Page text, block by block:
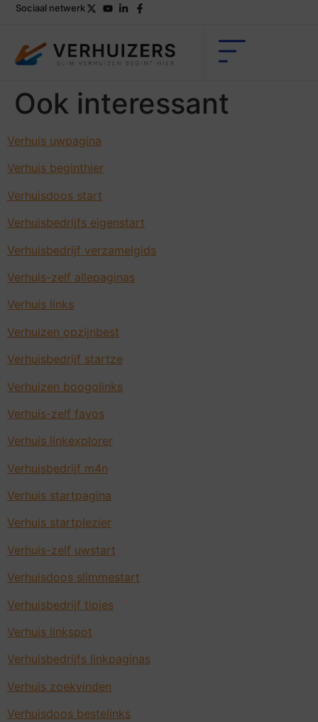
Sociaal netwerk
Ook interessant
Verhuis uwpagina
Verhuis beginthier
Verhuisdoos start
Verhuisbedrijfs eigenstart
Verhuisbedrijf verzamelgids
Verhuis-zelf allepaginas
Verhuis links
Verhuizen opzijnbest
Verhuisbedrijf startze
Verhuizen boogolinks
Verhuis-zelf favos
Verhuis linkexplorer
Verhuisbedrijf m4n
Verhuis startpagina
Verhuis startplezier
Verhuis-zelf uwstart
Verhuisdoos slimmestart
Verhuisbedrijf tipjes
Verhuis linkspot
Verhuisbedrijfs linkpaginas
Verhuis zoekvinden
Verhuisdoos bestelinks